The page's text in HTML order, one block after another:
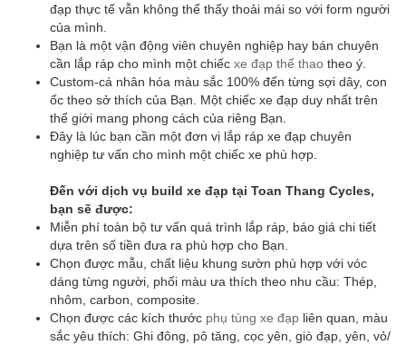
đạp thực tế vẫn không thể thấy thoải mái so với form người
của mình.
Bạn là một vận động viên chuyên nghiệp hay bán chuyên
cần lắp ráp cho mình một chiếc xe đạp thể thao theo ý.
Custom-cá nhân hóa màu sắc 100% đến từng sợi dây, con
ốc theo sở thích của Bạn. Một chiếc xe đạp duy nhất trên
thế giới mang phong cách của riêng Bạn.
Đây là lúc bạn cần một đơn vị lắp ráp xe đạp chuyên
nghiệp tư vấn cho mình một chiếc xe phù hợp.
Đến với dịch vụ build xe đạp tại Toan Thang Cycles,
bạn sẽ được:
Miễn phí toàn bộ tư vấn quá trình lắp ráp, báo giá chi tiết
dựa trên số tiền đưa ra phù hợp cho Bạn.
Chọn được mẫu, chất liệu khung sườn phù hợp với vóc
dáng từng người, phối màu ưa thích theo nhu cầu: Thép,
nhôm, carbon, composite.
Chọn được các kích thước phụ tùng xe đạp liên quan, màu
sắc yêu thích: Ghi đông, pô tăng, cọc yên, giò đạp, yên, vỏ/